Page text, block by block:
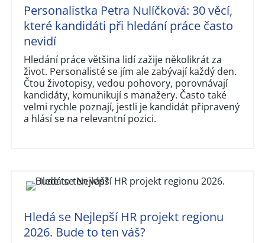
Personalistka Petra Nulíčková: 30 věcí,
které kandidáti při hledání práce často
nevidí
Hledání práce většina lidí zažije několikrát za
život. Personalisté se jím ale zabývají každý den.
Čtou životopisy, vedou pohovory, porovnávají
kandidáty, komunikují s manažery. Často také
velmi rychle poznají, jestli je kandidát připravený
a hlásí se na relevantní pozici.
Hledá se Nejlepší HR projekt regionu
2026. Bude to ten váš?